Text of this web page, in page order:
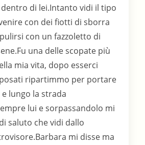
dentro di lei.Intanto vidi il tipo
con dei fiotti di sborra
con un fazzoletto di
una delle scopate più
mia vita, dopo esserci
ripartimmo per portare
lungo la strada
lui e sorpassandolo mi
saluto che vidi dallo
mi disse ma